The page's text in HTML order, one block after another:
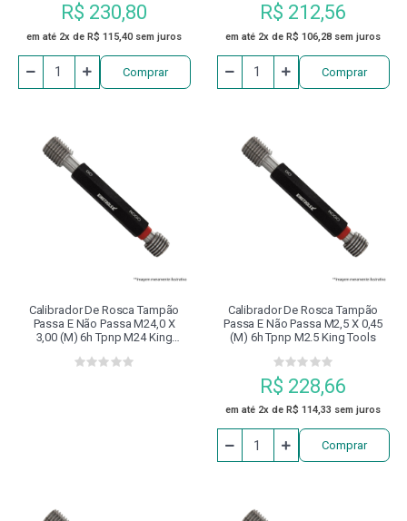
R$ 230,80
em até 2x de R$ 115,40 sem juros
Comprar
R$ 212,56
em até 2x de R$ 106,28 sem juros
Comprar
Calibrador De Rosca Tampão
Passa E Não Passa M24,0 X
3,00 (m) 6h Tpnp M24 King
Calibrador De Rosca Tampão
Passa E Não Passa M2,5 X 0,45
(m) 6h Tpnp M2.5 King Tools
R$ 228,66
em até 2x de R$ 114,33 sem juros
Comprar